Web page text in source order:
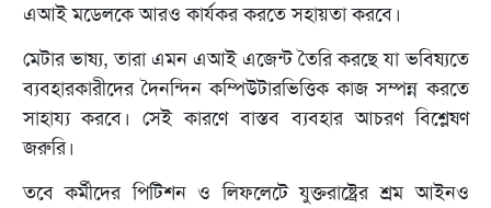
এআই মডেলকে আরও কার্যকর করতে সহায়তা করবে।
মেটার ভাষ্য, তারা এমন এআই এজেন্ট তৈরি করছে যা ভবিষ্যতে
ব্যবহারকারীদের দৈনন্দিন কম্পিউটারভিত্তিক কাজ সম্পন্ন করতে
সাহায্য করবে। সেই কারণে বাস্তব ব্যবহার আচরণ বিশ্লেষণ
জরুরি।
তবে কর্মীদের পিটিশন ও লিফলেটে যুক্তরাষ্ট্রের শ্রম আইনও